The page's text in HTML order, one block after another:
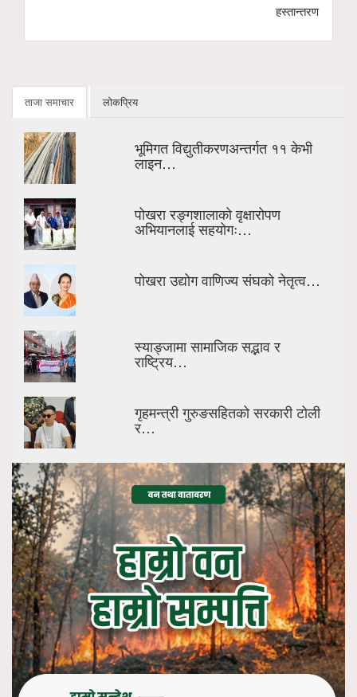
ताजा समाचार लोकप्रिय
भूमिगत विद्युतीकरणअन्तर्गत ११ केभी
लाइन…
पोखरा रङ्गशालाको वृक्षारोपण
अभियानलाई सहयोगः…
पोखरा उद्योग वाणिज्य संघको नेतृत्व…
स्याङ्जामा सामाजिक सद्भाव र
राष्ट्रिय…
गृहमन्त्री गुरुङसहितको सरकारी टोली
र…